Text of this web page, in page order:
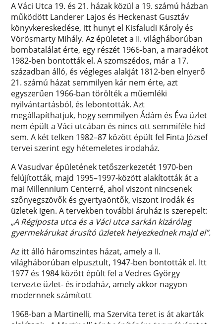
A Váci Utca 19. és 21. házak közül a 19. számú házban
működött Landerer Lajos és Heckenast Gusztáv
könyvkereskedése, itt hunyt el Kisfaludi Károly és
Vörösmarty Mihály. Az épületet a II. világháborúban
bombatalálat érte, egy részét 1966-ban, a maradékot
1982-ben bontották el. A szomszédos, már a 17.
században álló, és végleges alakját 1812-ben elnyerő
21. számú házat semmilyen kár nem érte, azt
egyszerűen 1966-ban törölték a műemléki
nyilvántartásból, és lebontották. Azt
megállapíthatjuk, hogy semmilyen Ádám és Éva üzlet
nem épült a Váci utcában és nincs ott semmiféle híd
sem. A két telken 1982–87 között épült fel Finta József
tervei szerint egy hétemeletes irodaház.
A Vasudvar épületének tetőszerkezetét 1970-ben
felújították, majd 1995–1997-között alakították át a
mai Millennium Centerré, ahol viszont nincsenek
szőnyegszövők és gyertyaöntők, viszont irodák és
üzletek igen. A tervekben további áruház is szerepelt:
„A Régiposta utca és a Váci utca sarkán kizárólag
gyermekárukat árusító üzletek helyezkednek majd el”.
Az itt álló háromszintes házat, amely a II.
világháborúban elpusztult, 1947-ben bontották el. Itt
1977 és 1984 között épült fel a Vedres György
tervezte üzlet- és irodaház, amely akkor nagyon
modernnek számított
1968-ban a Martinelli, ma Szervita teret is át akarták